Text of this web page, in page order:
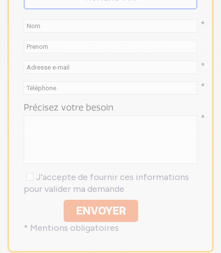
*
*
*
Précisez votre besoin
*
J'accepte de fournir ces informations
pour valider ma demande
ENVOYER
* Mentions obligatoires